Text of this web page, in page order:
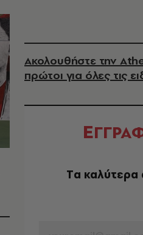
Ακολουθήστε την
πρώτοι για όλες τις
Ε
Tα καλύτερα